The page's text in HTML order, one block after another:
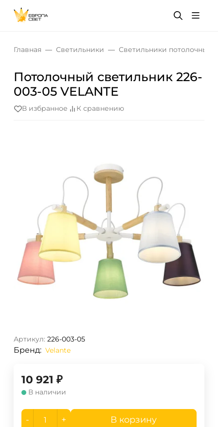
Главная Светильники Светильники потолочные
Потолочный светильник 226-
003-05 VELANTE
В избранное К сравнению
Артикул: 226-003-05
Бренд: Velante
10 921 ₽
В наличии
- + В корзину